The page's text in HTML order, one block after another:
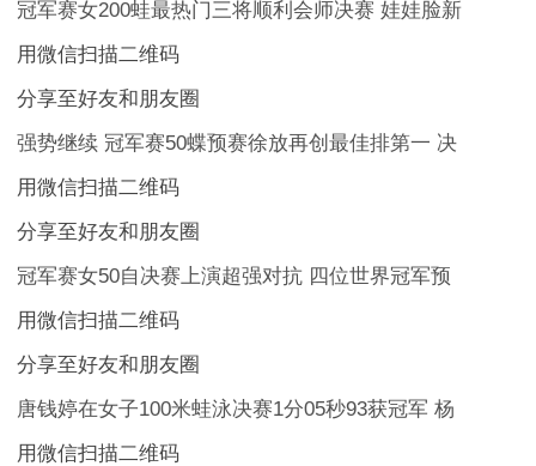
冠军赛女200蛙最热门三将顺利会师决赛 娃娃脸新
用微信扫描二维码
分享至好友和朋友圈
强势继续 冠军赛50蝶预赛徐放再创最佳排第一 决
用微信扫描二维码
分享至好友和朋友圈
冠军赛女50自决赛上演超强对抗 四位世界冠军预
用微信扫描二维码
分享至好友和朋友圈
唐钱婷在女子100米蛙泳决赛1分05秒93获冠军 杨
用微信扫描二维码